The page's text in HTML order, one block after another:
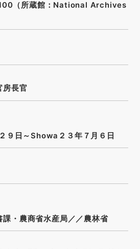
（所蔵館：National Archives
房長官
９日～Showa２３年７月６日
課・農商省水産局／／農林省